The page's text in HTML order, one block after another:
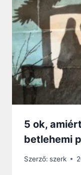
5 ok,
betlehemi
Szerző: szerk